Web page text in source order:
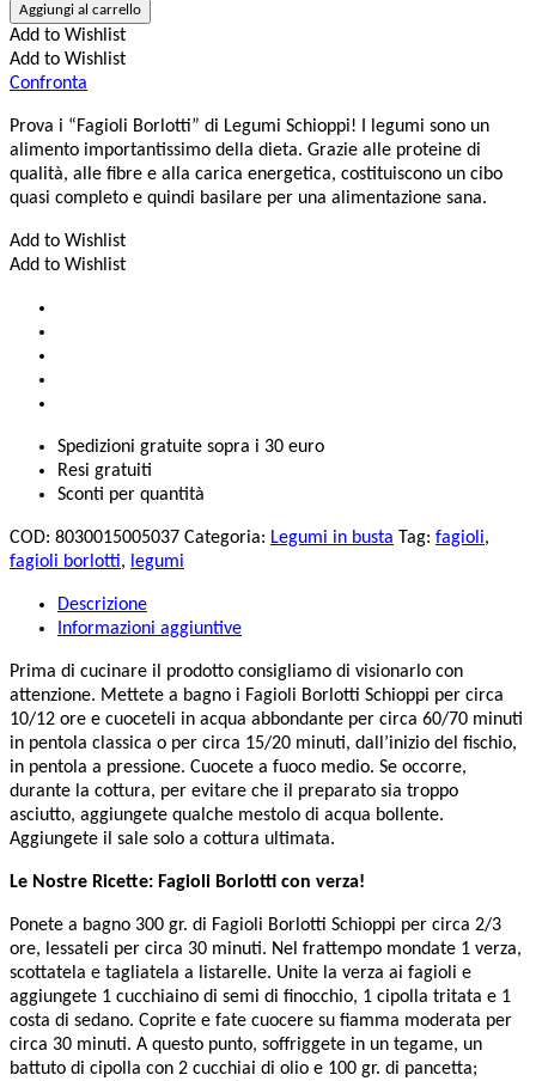
Aggiungi al carrello
Add to Wishlist
Add to Wishlist
Confronta
Prova i “Fagioli Borlotti” di Legumi Schioppi! I legumi sono un
alimento importantissimo della dieta. Grazie alle proteine di
qualità, alle fibre e alla carica energetica, costituiscono un cibo
quasi completo e quindi basilare per una alimentazione sana.
Add to Wishlist
Add to Wishlist
Spedizioni gratuite sopra i 30 euro
Resi gratuiti
Sconti per quantità
COD: 8030015005037 Categoria: Legumi in busta Tag: fagioli,
fagioli borlotti, legumi
Descrizione
Informazioni aggiuntive
Prima di cucinare il prodotto consigliamo di visionarlo con
attenzione. Mettete a bagno i Fagioli Borlotti Schioppi per circa
10/12 ore e cuoceteli in acqua abbondante per circa 60/70 minuti
in pentola classica o per circa 15/20 minuti, dall’inizio del fischio,
in pentola a pressione. Cuocete a fuoco medio. Se occorre,
durante la cottura, per evitare che il preparato sia troppo
asciutto, aggiungete qualche mestolo di acqua bollente.
Aggiungete il sale solo a cottura ultimata.
Le Nostre Ricette: Fagioli Borlotti con verza!
Ponete a bagno 300 gr. di Fagioli Borlotti Schioppi per circa 2/3
ore, lessateli per circa 30 minuti. Nel frattempo mondate 1 verza,
scottatela e tagliatela a listarelle. Unite la verza ai fagioli e
aggiungete 1 cucchiaino di semi di finocchio, 1 cipolla tritata e 1
costa di sedano. Coprite e fate cuocere su fiamma moderata per
circa 30 minuti. A questo punto, soffriggete in un tegame, un
battuto di cipolla con 2 cucchiai di olio e 100 gr. di pancetta;